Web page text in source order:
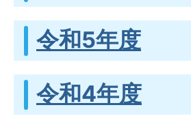
令和5年度
令和4年度